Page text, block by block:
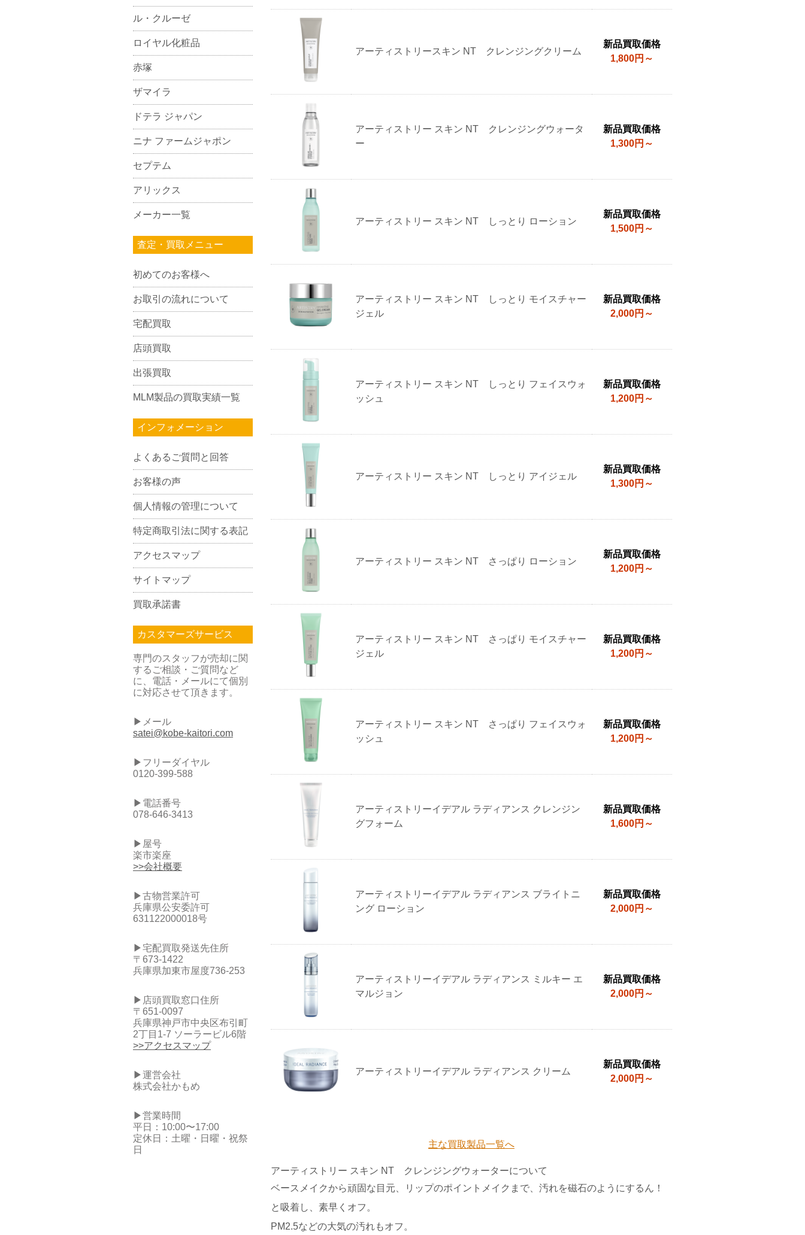
アーティストリースキン NT クレンジングクリーム
新品買取価格
1,800円～
アーティストリー スキン NT クレンジングウォータ
ー
新品買取価格
1,300円～
アーティストリー スキン NT しっとり ローション
新品買取価格
1,500円～
アーティストリー スキン NT しっとり モイスチャー
ジェル
新品買取価格
2,000円～
アーティストリー スキン NT しっとり フェイスウォ
ッシュ
新品買取価格
1,200円～
アーティストリー スキン NT しっとり アイジェル
新品買取価格
1,300円～
アーティストリー スキン NT さっぱり ローション
新品買取価格
1,200円～
アーティストリー スキン NT さっぱり モイスチャー
ジェル
新品買取価格
1,200円～
アーティストリー スキン NT さっぱり フェイスウォ
ッシュ
新品買取価格
1,200円～
アーティストリーイデアル ラディアンス クレンジン
グフォーム
新品買取価格
1,600円～
アーティストリーイデアル ラディアンス ブライトニ
ング ローション
新品買取価格
2,000円～
アーティストリーイデアル ラディアンス ミルキー エ
マルジョン
新品買取価格
2,000円～
アーティストリーイデアル ラディアンス クリーム
新品買取価格
2,000円～
主な買取製品一覧へ
アーティストリー スキン NT クレンジングウォーターについて
ベースメイクから頑固な目元、リップのポイントメイクまで、汚れを磁石のようにするん！
と吸着し、素早くオフ。
PM2.5などの大気の汚れもオフ。
ル・クルーゼ
ロイヤル化粧品
赤塚
ザマイラ
ドテラ ジャパン
ニナ ファームジャポン
セプテム
アリックス
メーカー一覧
査定・買取メニュー
初めてのお客様へ
お取引の流れについて
宅配買取
店頭買取
出張買取
MLM製品の買取実績一覧
インフォメーション
よくあるご質問と回答
お客様の声
個人情報の管理について
特定商取引法に関する表記
アクセスマップ
サイトマップ
買取承諾書
カスタマーズサービス
専門のスタッフが売却に関
するご相談・ご質問など
に、電話・メールにて個別
に対応させて頂きます。
▶メール
satei@kobe-kaitori.com
▶フリーダイヤル
0120-399-588
▶電話番号
078-646-3413
▶屋号
楽市楽座
>>会社概要
▶古物営業許可
兵庫県公安委許可
631122000018号
▶宅配買取発送先住所
〒673-1422
兵庫県加東市屋度736-253
▶店頭買取窓口住所
〒651-0097
兵庫県神戸市中央区布引町
2丁目1-7 ソーラービル6階
>>アクセスマップ
▶運営会社
株式会社かもめ
▶営業時間
平日：10:00〜17:00
定休日：土曜・日曜・祝祭
日